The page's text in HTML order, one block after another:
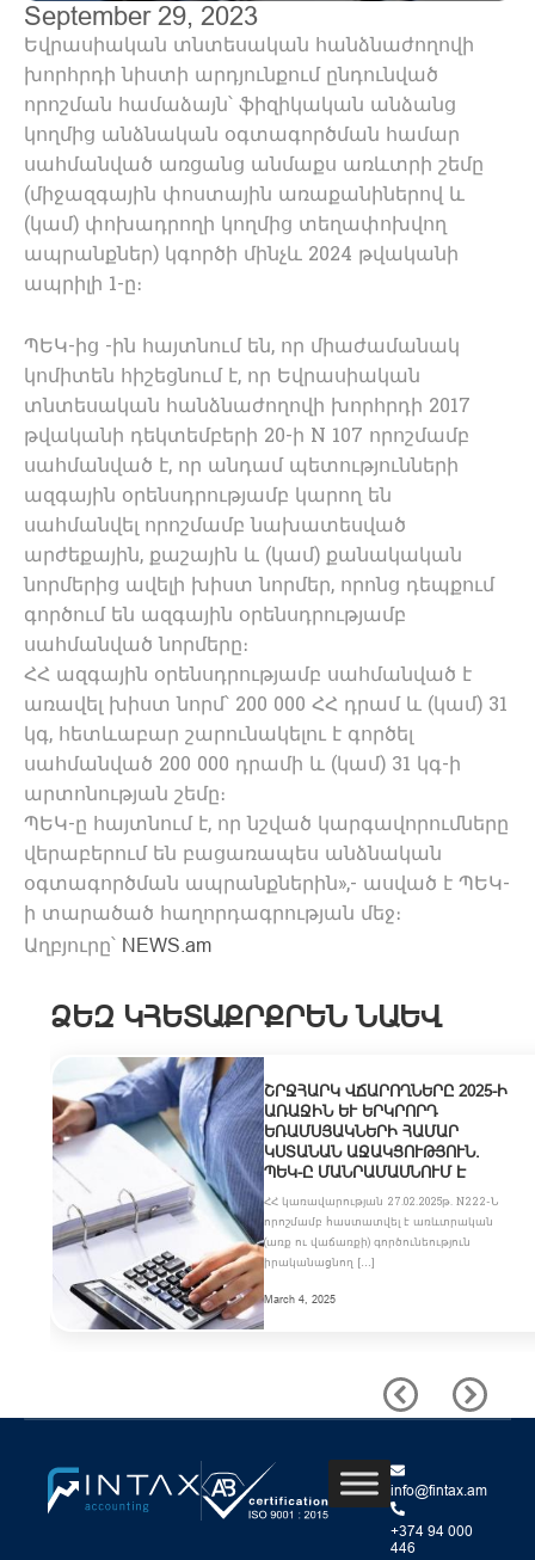
September 29, 2023
Եվրասիական տնտեսական հանձնաժողովի
խորհրդի նիստի արդյունքում ընդունված
որոշման համաձայն՝ ֆիզիկական անձանց
կողմից անձնական օգտագործման համար
սահմանված առցանց անմաքս առևտրի շեմը
(միջազգային փոստային առաքանիներով և
(կամ) փոխադրողի կողմից տեղափոխվող
ապրանքներ) կգործի մինչև 2024 թվականի
ապրիլի 1-ը։
ՊԵԿ-ից -ին հայտնում են, որ միաժամանակ
կոմիտեն հիշեցնում է, որ Եվրասիական
տնտեսական հանձնաժողովի խորհրդի 2017
թվականի դեկտեմբերի 20-ի N 107 որոշմամբ
սահմանված է, որ անդամ պետությունների
ազգային օրենսդրությամբ կարող են
սահմանվել որոշմամբ նախատեսված
արժեքային, քաշային և (կամ) քանակական
նորմերից ավելի խիստ նորմեր, որոնց դեպքում
գործում են ազգային օրենսդրությամբ
սահմանված նորմերը։
ՀՀ ազգային օրենսդրությամբ սահմանված է
առավել խիստ նորմ՝ 200 000 ՀՀ դրամ և (կամ) 31
կգ, հետևաբար շարունակելու է գործել
սահմանված 200 000 դրամի և (կամ) 31 կգ-ի
արտոնության շեմը։
ՊԵԿ-ը հայտնում է, որ նշված կարգավորումները
վերաբերում են բացառապես անձնական
օգտագործման ապրանքներին»,- ասված է ՊԵԿ-
ի տարածած հաղորդագրության մեջ։
Աղբյուրը՝ NEWS.am
ՁԵԶ ԿՀԵՏԱՔՐՔՐԵՆ ՆԱԵՎ
ՇՐՋՀԱՐԿ ՎՃԱՐՈՂՆԵՐԸ 2025-Ի
ԱՌԱՋԻՆ ԵՒ ԵՐԿՐՈՐԴ Ե
ՌԱՄՍՅԱԿՆԵՐԻ ՀԱՄԱՐ Կ
ՍՏԱՆԱՆ ԱՋԱԿՑՈՒԹՅՈՒՆ. Պ
ԵԿ-Ը ՄԱՆՐԱՄԱՍՆՈՒՄ Է
ՀՀ կառավարության 27.02.2025թ. N222-Ն
որոշմամբ հաստատվել է առևտրական
(առք ու վաճառքի) գործունեություն
իրականացնող […]
March 4, 2025
info@fintax.am
+374 94 000
446